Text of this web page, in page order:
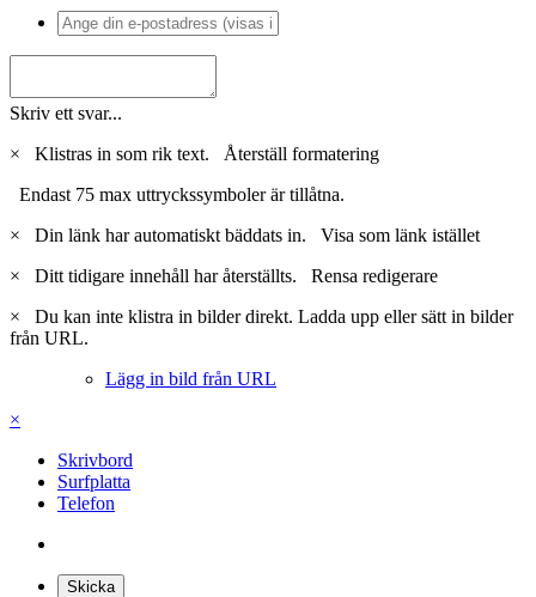
Skriv ett svar...
×
Klistras in som rik text. Återställ formatering
Endast 75 max uttryckssymboler är tillåtna.
×
Din länk har automatiskt bäddats in. Visa som länk istället
×
Ditt tidigare innehåll har återställts. Rensa redigerare
×
Du kan inte klistra in bilder direkt. Ladda upp eller sätt in bilder
från URL.
Lägg in bild från URL
×
Skrivbord
Surfplatta
Telefon
Skicka